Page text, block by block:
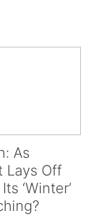
As
Lays Off
‘Winter’